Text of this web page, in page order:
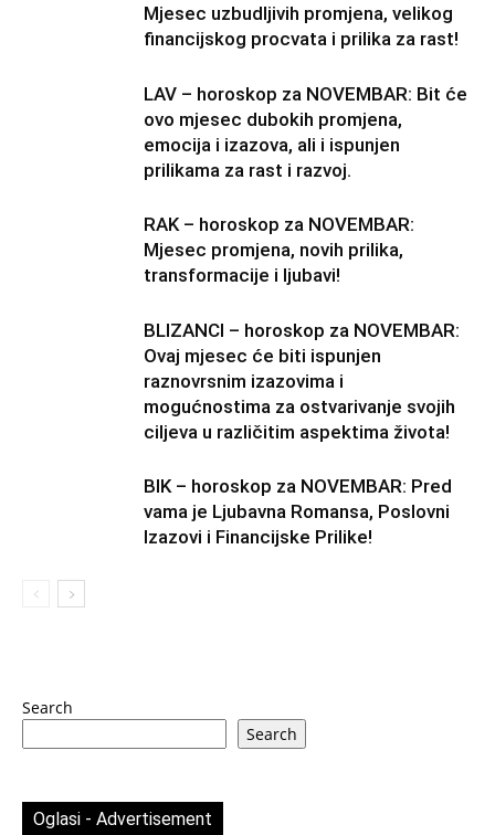
Mjesec uzbudljivih promjena, velikog
financijskog procvata i prilika za rast!
LAV – horoskop za NOVEMBAR: Bit će
ovo mjesec dubokih promjena,
emocija i izazova, ali i ispunjen
prilikama za rast i razvoj.
RAK – horoskop za NOVEMBAR:
Mjesec promjena, novih prilika,
transformacije i ljubavi!
BLIZANCI – horoskop za NOVEMBAR:
Ovaj mjesec će biti ispunjen
raznovrsnim izazovima i
mogućnostima za ostvarivanje svojih
ciljeva u različitim aspektima života!
BIK – horoskop za NOVEMBAR: Pred
vama je Ljubavna Romansa, Poslovni
Izazovi i Financijske Prilike!
Search
Search
Oglasi - Advertisement